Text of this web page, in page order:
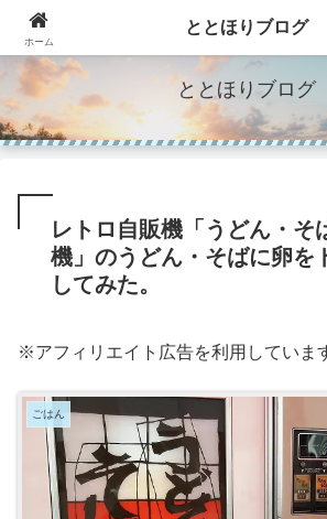
"Make Life Richer"人生を豊かにするモ
ととほりブログ
レトロ自販機「うどん・そ
機」のうどん・そばに卵を
してみた。
※アフィリエイト広告を利用していま
ごはん
ホーム
ととほりブログ